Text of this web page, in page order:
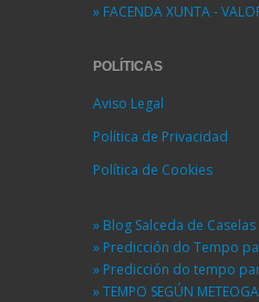
» FACENDA XUNTA -
POLÍTICAS
Aviso Legal
Política de Privacidad
Política de Cookies
» Blog Salceda de Caselas
» Predicción do Tempo
» Predicción do tempo
» TEMPO SEGÚN